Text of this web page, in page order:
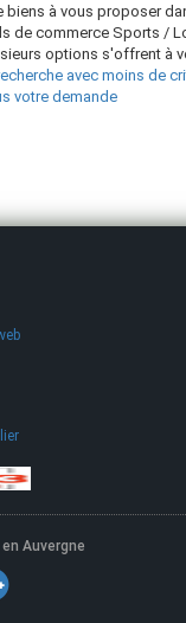
biens à vous proposer
de commerce Sports /
options s'offrent à
avec moins de
votre demande
Auvergne